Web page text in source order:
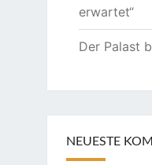
erwartet“
Der Palast
NEUESTE